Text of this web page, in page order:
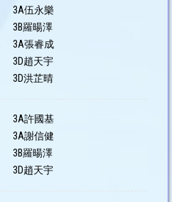
3A伍永樂
3B羅暘澤
3A張睿成
3D趙天宇
3D洪芷晴
3A許國基
3A謝信健
3B羅暘澤
3D趙天宇